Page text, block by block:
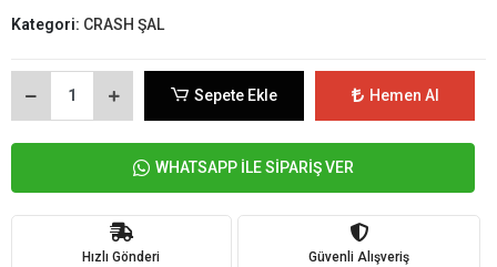
Kategori: CRASH ŞAL
Sepete Ekle Hemen Al
WHATSAPP İLE SİPARİŞ VER
Hızlı Gönderi Güvenli Alışveriş